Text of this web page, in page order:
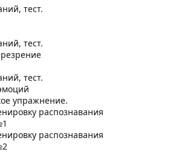
тест.
тест.
тест.
упражнение.
распознавания
распознавания